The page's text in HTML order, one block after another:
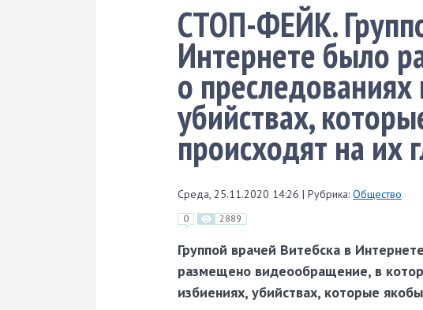
СТОП-ФЕЙК.
Интернете было
о
убийствах,
происходят на их
Среда, 25.11.2020 14:26 | Рубрика: Общество
0 2889
Группой врачей Витебска в
размещено видеообращение, в
избиениях, убийствах, которые